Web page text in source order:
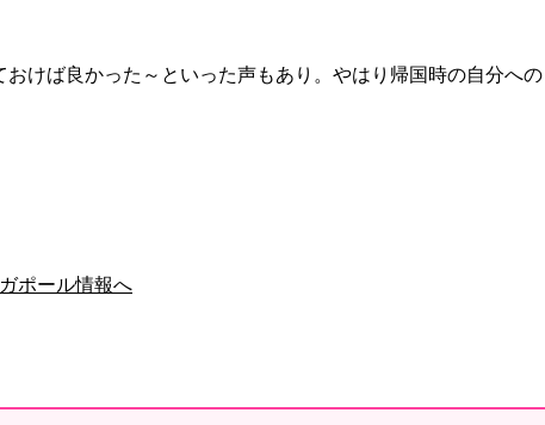
けば良かった～といった声もあり。やはり帰国時の自分への